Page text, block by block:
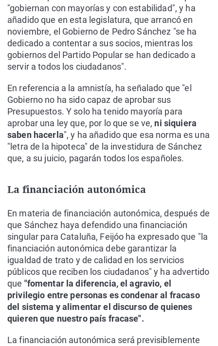
"gobiernan con mayorías y con estabilidad", y ha
añadido que en esta legislatura, que arrancó en
noviembre, el Gobierno de Pedro Sánchez "se ha
dedicado a contentar a sus socios, mientras los
gobiernos del Partido Popular se han dedicado a
servir a todos los ciudadanos".
En referencia a la amnistía, ha señalado que "el
Gobierno no ha sido capaz de aprobar sus
Presupuestos. Y solo ha tenido mayoría para
aprobar una ley que, por lo que se ve, ni siquiera
saben hacerla", y ha añadido que esa norma es una
"letra de la hipoteca" de la investidura de Sánchez
que, a su juicio, pagarán todos los españoles.
La financiación autonómica
En materia de financiación autonómica, después de
que Sánchez haya defendido una financiación
singular para Cataluña, Feijóo ha expresado que "la
financiación autonómica debe garantizar la
igualdad de trato y de calidad en los servicios
públicos que reciben los ciudadanos" y ha advertido
que "fomentar la diferencia, el agravio, el
privilegio entre personas es condenar al fracaso
del sistema y alimentar el discurso de quienes
quieren que nuestro país fracase".
La financiación autonómica será previsiblemente